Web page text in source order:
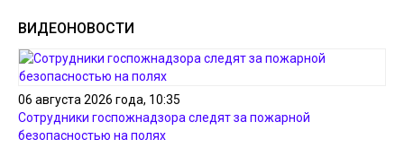
ВИДЕОНОВОСТИ
06 августа 2026 года, 10:35
Сотрудники госпожнадзора следят за пожарной
безопасностью на полях